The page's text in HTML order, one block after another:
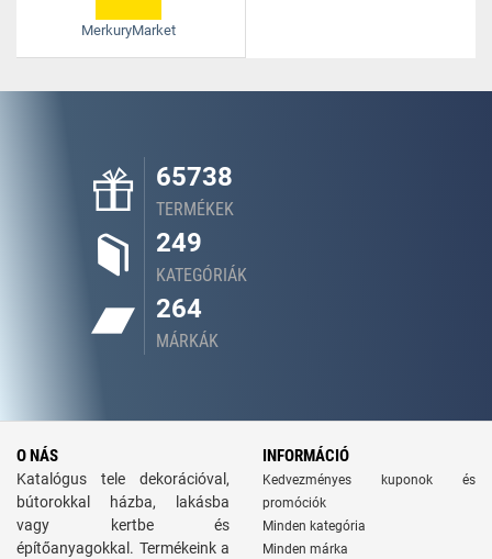
MerkuryMarket
65738
TERMÉKEK
249
KATEGÓRIÁK
264
MÁRKÁK
O NÁS
Katalógus tele dekorációval,
bútorokkal házba, lakásba
vagy kertbe és
építőanyagokkal. Termékeink a
INFORMÁCIÓ
Kedvezményes kuponok és
promóciók
Minden kategória
Minden márka